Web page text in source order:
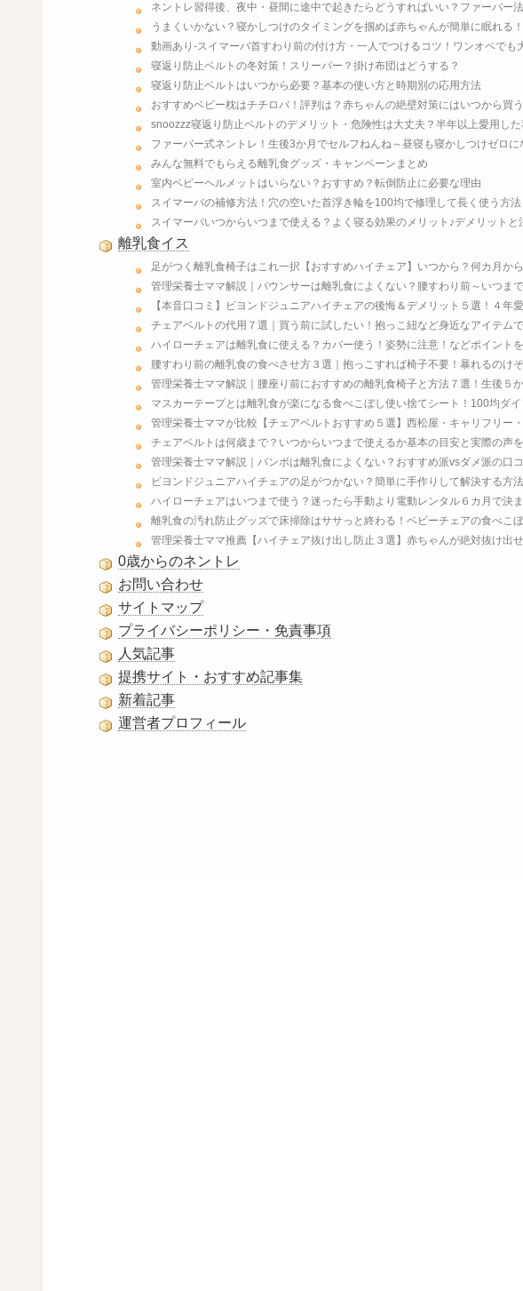
ネントレ習得後、夜中・昼間に途中で起きたらどうすればいい？ファーバー
うまくいかない？寝かしつけのタイミングを掴めば赤ちゃんが簡単に眠れる！
動画あり-スイマーバ首すわり前の付け方・一人でつけるコツ！ワンオペでも
寝返り防止ベルトの冬対策！スリーパー？掛け布団はどうする？
寝返り防止ベルトはいつから必要？基本の使い方と時期別の応用方法
おすすめベビー枕はチチロバ！評判は？赤ちゃんの絶壁対策にはいつから買
snoozzz寝返り防止ベルトのデメリット・危険性は大丈夫？半年以上愛用した
ファーバー式ネントレ！生後3か月でセルフねんね～昼寝も寝かしつけゼロに
みんな無料でもらえる離乳食グッズ・キャンペーンまとめ
室内ベビーヘルメットはいらない？おすすめ？転倒防止に必要な理由
スイマーバの補修方法！穴の空いた首浮き輪を100均で修理して長く使う方法
スイマーバいつからいつまで使える？よく寝る効果のメリット♪デメリットと
離乳食イス
足がつく離乳食椅子はこれ一択【おすすめハイチェア】いつから？何カ月か
管理栄養士ママ解説｜バウンサーは離乳食によくない？腰すわり前～いつま
【本音口コミ】ビヨンドジュニアハイチェアの後悔＆デメリット５選！４年
チェアベルトの代用７選｜買う前に試したい！抱っこ紐など身近なアイテム
ハイローチェアは離乳食に使える？カバー使う！姿勢に注意！などポイントを
腰すわり前の離乳食の食べさせ方３選｜抱っこすれば椅子不要！暴れるのけ
管理栄養士ママ解説｜腰座り前におすすめの離乳食椅子と方法７選！生後５
マスカーテープとは離乳食が楽になる食べこぼし使い捨てシート！100均ダイ
管理栄養士ママが比較【チェアベルトおすすめ５選】西松屋・キャリフリー
チェアベルトは何歳まで？いつからいつまで使えるか基本の目安と実際の声
管理栄養士ママ解説｜バンボは離乳食によくない？おすすめ派vsダメ派の口
ビヨンドジュニアハイチェアの足がつかない？簡単に手作りして解決する方法
ハイローチェアはいつまで使う？迷ったら手動より電動レンタル６カ月で決ま
離乳食の汚れ防止グッズで床掃除はササっと終わる！ベビーチェアの食べこ
管理栄養士ママ推薦【ハイチェア抜け出し防止３選】赤ちゃんが絶対抜け出
0歳からのネントレ
お問い合わせ
サイトマップ
プライバシーポリシー・免責事項
人気記事
提携サイト・おすすめ記事集
新着記事
運営者プロフィール